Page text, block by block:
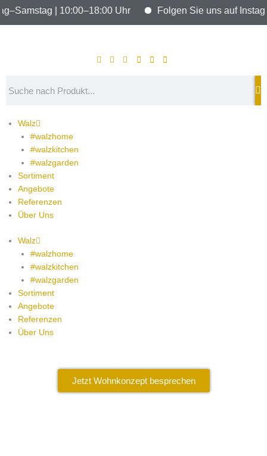
| 10:00–18:00 Uhr Folgen Sie uns auf
Zum
Walz
#walzhome
#walzkitchen
#walzgarden
Sortiment
Angebote
Referenzen
Über Uns
Walz
#walzhome
#walzkitchen
#walzgarden
Sortiment
Angebote
Referenzen
Über Uns
Jetzt Wohnkonzept besprechen